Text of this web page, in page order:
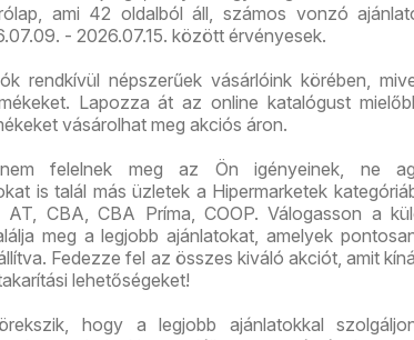
ami 42 oldalból áll, számos vonzó
- 2026.07.15. között érvényesek.
rendkívül népszerűek vásárlóink körében,
Lapozza át az online katalógust
vásárolhat meg akciós áron.
felelnek meg az Ön igényeinek, ne
is talál más üzletek a Hipermarketek
CBA, CBA Príma, COOP. Válogasson a
meg a legjobb ajánlatokat, amelyek
Fedezze fel az összes kiváló akciót, amit
lehetőségeket!
hogy a legjobb ajánlatokkal